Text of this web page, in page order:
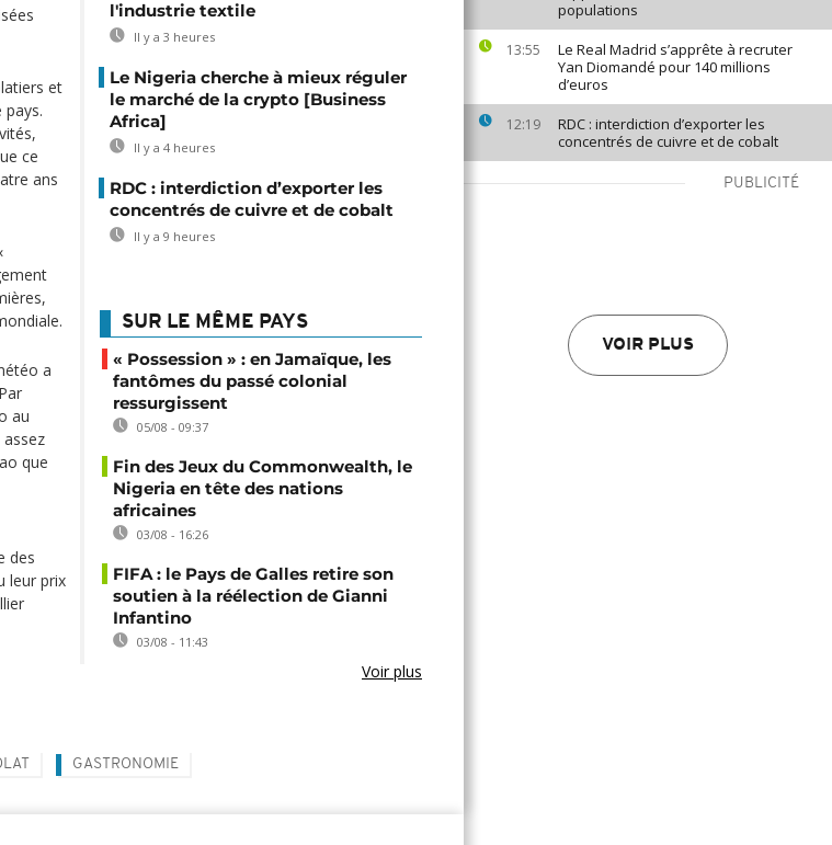
populations
13:55
Le Real Madrid s’apprête à recruter
Yan Diomandé pour 140 millions
d’euros
12:19
RDC : interdiction d’exporter les
concentrés de cuivre et de cobalt
PUBLICITÉ
VOIR PLUS
et
ce
ans
a
au
que
des
leur prix
l'industrie textile
Il y a 3 heures
Le Nigeria cherche à mieux réguler
le marché de la crypto [Business
Africa]
Il y a 4 heures
RDC : interdiction d’exporter les
concentrés de cuivre et de cobalt
Il y a 9 heures
SUR LE MÊME PAYS
« Possession » : en Jamaïque, les
fantômes du passé colonial
ressurgissent
05/08 - 09:37
Fin des Jeux du Commonwealth, le
Nigeria en tête des nations
africaines
03/08 - 16:26
FIFA : le Pays de Galles retire son
soutien à la réélection de Gianni
Infantino
03/08 - 11:43
Voir plus
GASTRONOMIE